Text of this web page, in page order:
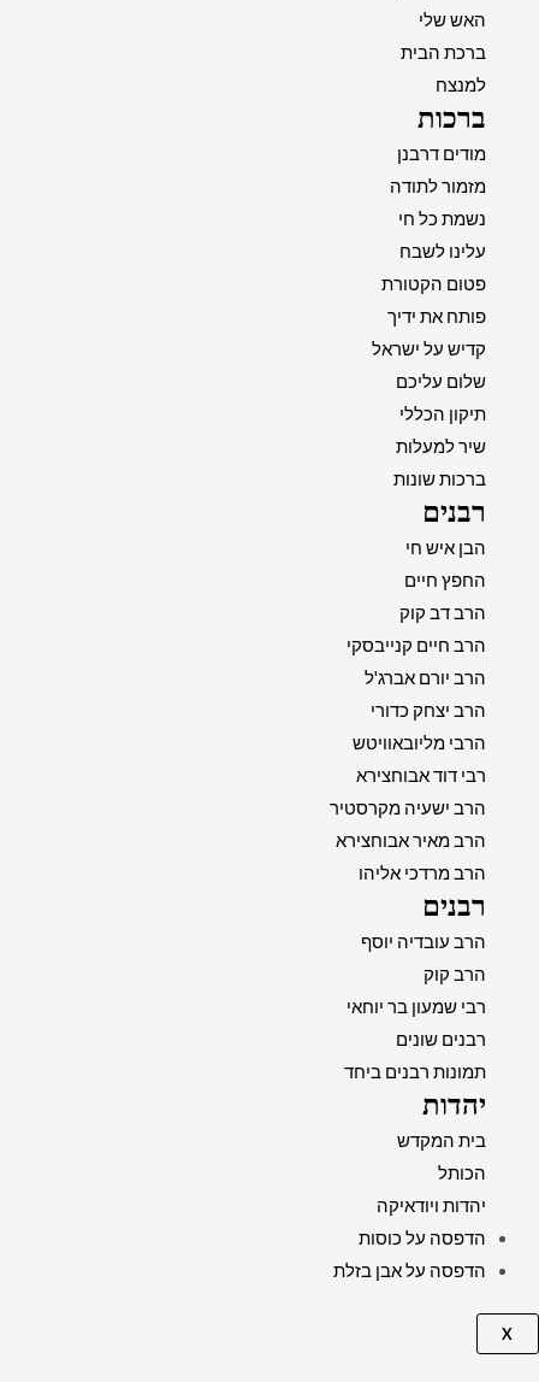
האש שלי
ברכת הבית
למנצח
ברכות
מודים דרבנן
מזמור לתודה
נשמת כל חי
עלינו לשבח
פטום הקטורת
פותח את ידיך
קדיש על ישראל
שלום עליכם
תיקון הכללי
שיר למעלות
ברכות שונות
רבנים
הבן איש חי
החפץ חיים
הרב דב קוק
הרב חיים קנייבסקי
הרב יורם אברג'ל
הרב יצחק כדורי
הרבי מליובאוויטש
רבי דוד אבוחצירא
הרב ישעיה מקרסטיר
הרב מאיר אבוחצירא
הרב מרדכי אליהו
רבנים
הרב עובדיה יוסף
הרב קוק
רבי שמעון בר יוחאי
רבנים שונים
תמונות רבנים ביחד
יהדות
בית המקדש
הכותל
יהדות ויודאיקה
הדפסה על כוסות
הדפסה על אבן בזלת
X